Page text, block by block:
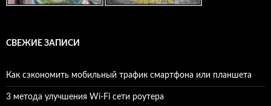
СВЕЖИЕ ЗАПИСИ
Как сэкономить мобильный трафик смартфона или планшета
3 метода улучшения Wi-Fi сети роутера